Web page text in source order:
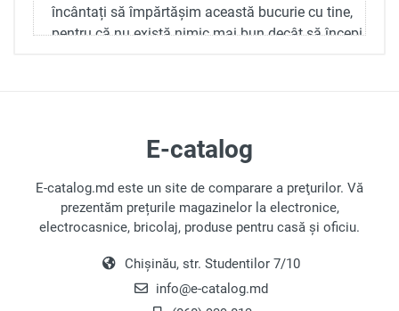
încântați să împărtășim această bucurie cu tine,
pentru că nu există nimic mai bun decât să începi
Surse de energie: un mini-ghid
pentru cei care confundă
cafetiere gheizer cu alte aparate
de cafea
Nu-ți face griji — denumirile pot fi confuze! Dar
esența este complet diferită! Consultă lista
noastră înainte de a face o comandă online.
E-catalog
E-catalog.md este un site de comparare a preţurilor. Vă
prezentăm prețurile magazinelor la electronice,
electrocasnice, bricolaj, produse pentru casă și oficiu.
Chișinău, str. Studentilor 7/10
info@e-catalog.md